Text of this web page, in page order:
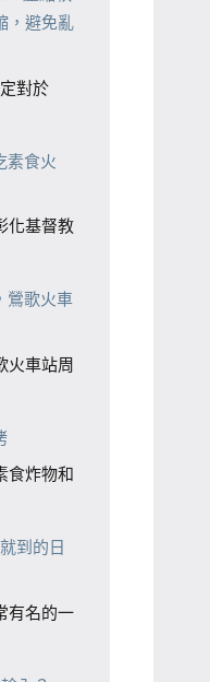
，避免亂
對於
素食火
化基督教
鶯歌火車
火車站周
食炸物和
到的日
有名的一